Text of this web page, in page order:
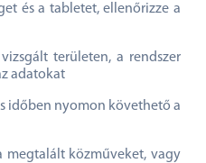
és a tabletet, ellenőrizze a
területen, a rendszer
adatokat
időben nyomon követhető a
megtalált közműveket, vagy